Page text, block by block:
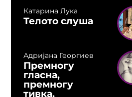
Катарина Лука
Телото слуша
Адријана Георгиев
Премногу
гласна,
премногу
тивка,